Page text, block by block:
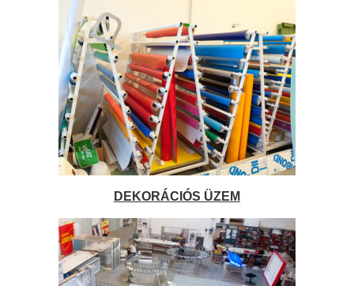
DEKORÁCIÓS ÜZEM